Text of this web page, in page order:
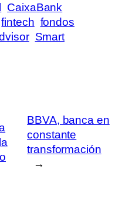
CaixaBank
fintech fondos
Smart
BBVA, banca en
constante
transformación
→